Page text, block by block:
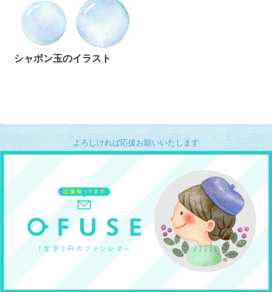
シャボン玉のイラスト
よろしければ応援お願いいたします